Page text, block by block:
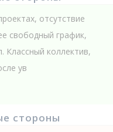
отсутствие
свободный график,
Классный коллектив,
ув
стороны